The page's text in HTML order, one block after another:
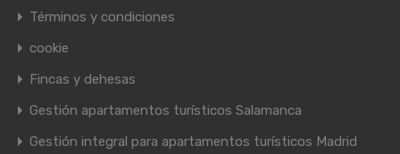
Términos y condiciones
cookie
Fincas y dehesas
Gestión apartamentos turísticos Salamanca
Gestión integral para apartamentos turísticos Madrid